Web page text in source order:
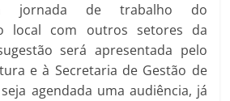
jornada de trabalho do
local com outros setores da
será apresentada pelo
e à Secretaria de Gestão de
agendada uma audiência, já